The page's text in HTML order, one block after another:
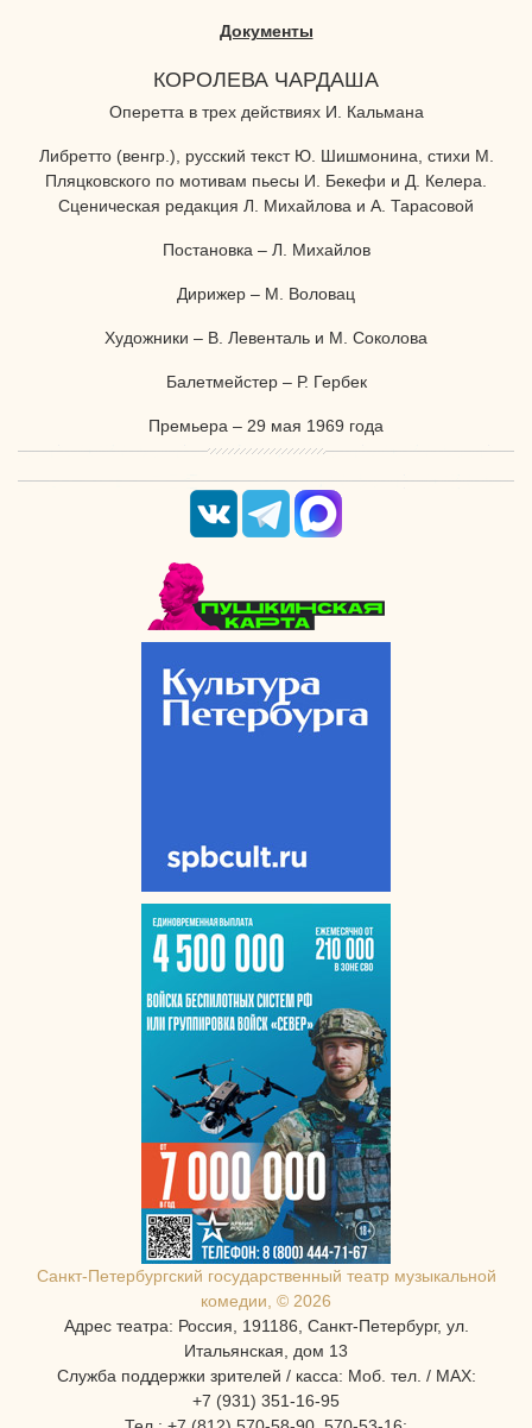
Документы
КОРОЛЕВА ЧАРДАША
Оперетта в трех действиях И. Кальмана
Либретто (венгр.), русский текст Ю. Шишмонина, стихи М.
Пляцковского по мотивам пьесы И. Бекефи и Д. Келера.
Сценическая редакция Л. Михайлова и А. Тарасовой
Постановка – Л. Михайлов
Дирижер – М. Воловац
Художники – В. Левенталь и М. Соколова
Балетмейстер – Р. Гербек
Премьера – 29 мая 1969 года
Санкт-Петербургcкий государственный театр музыкальной
комедии, © 2026
Адрес театра: Россия, 191186, Санкт-Петербург, ул.
Итальянская, дом 13
Служба поддержки зрителей / касса: Моб. тел. / MAX:
+7 (931) 351-16-95